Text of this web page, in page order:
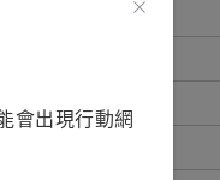
會出現行動網